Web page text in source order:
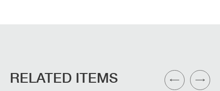
RELATED ITEMS